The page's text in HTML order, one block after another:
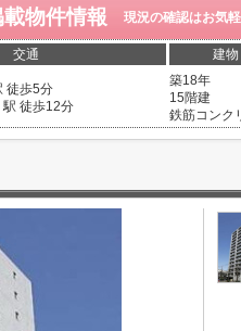
物件情報 現況の確認はお気
交通 建物
徒歩5分
駅 徒歩12分
築18年
15階建
鉄筋コンク